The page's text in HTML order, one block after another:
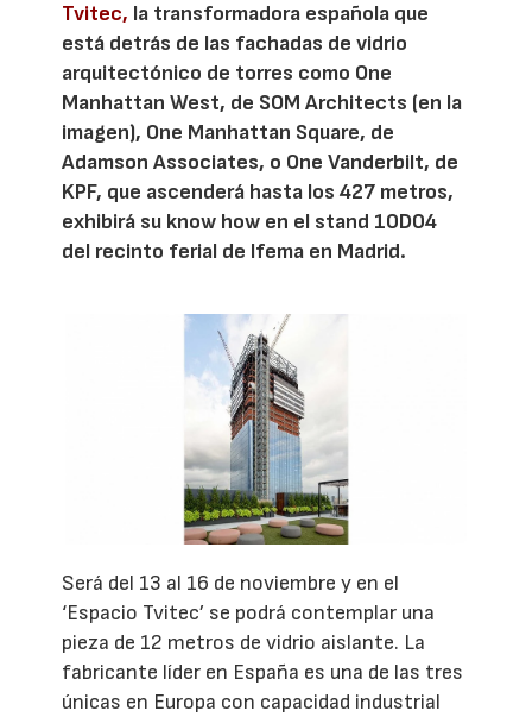
Tvitec, la transformadora española que
está detrás de las fachadas de vidrio
arquitectónico de torres como One
Manhattan West, de SOM Architects (en la
imagen), One Manhattan Square, de
Adamson Associates, o One Vanderbilt, de
KPF, que ascenderá hasta los 427 metros,
exhibirá su know how en el stand 10D04
del recinto ferial de Ifema en Madrid.
Será del 13 al 16 de noviembre y en el
‘Espacio Tvitec’ se podrá contemplar una
pieza de 12 metros de vidrio aislante. La
fabricante líder en España es una de las tres
únicas en Europa con capacidad industrial